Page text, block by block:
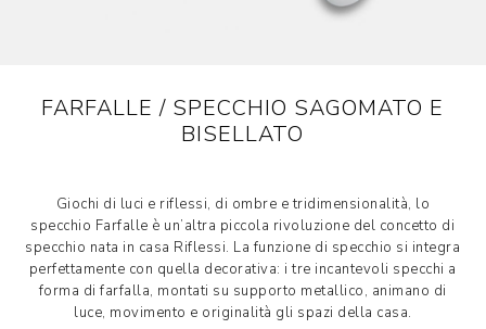
FARFALLE / SPECCHIO SAGOMATO E
BISELLATO
Giochi di luci e riflessi, di ombre e tridimensionalità, lo
specchio Farfalle è un’altra piccola rivoluzione del concetto di
specchio nata in casa Riflessi. La funzione di specchio si integra
perfettamente con quella decorativa: i tre incantevoli specchi a
forma di farfalla, montati su supporto metallico, animano di
luce, movimento e originalità gli spazi della casa.